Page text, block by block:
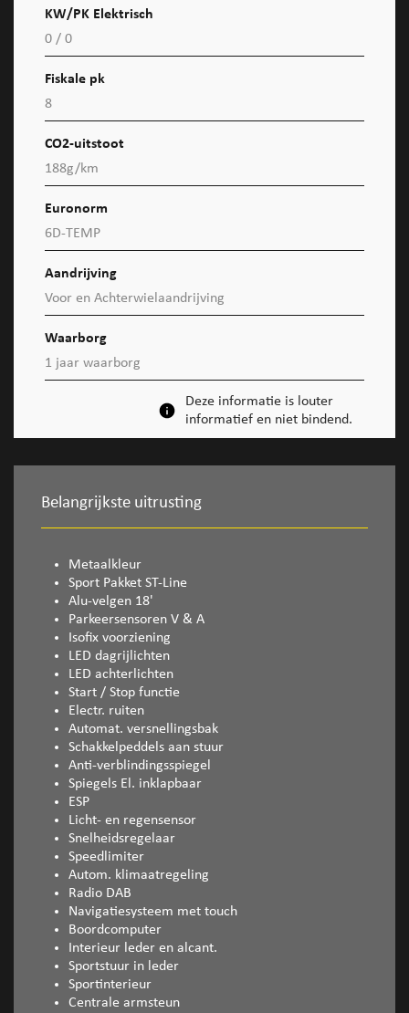
KW/PK Elektrisch
0 / 0
Fiskale pk
8
CO2-uitstoot
188g/km
Euronorm
6D-TEMP
Aandrijving
Voor en Achterwielaandrijving
Waarborg
1 jaar waarborg
Deze informatie is louter
informatief en niet bindend.
Belangrijkste uitrusting
Metaalkleur
Sport Pakket ST-Line
Alu-velgen 18'
Parkeersensoren V & A
Isofix voorziening
LED dagrijlichten
LED achterlichten
Start / Stop functie
Electr. ruiten
Automat. versnellingsbak
Schakkelpeddels aan stuur
Anti-verblindingsspiegel
Spiegels El. inklapbaar
ESP
Licht- en regensensor
Snelheidsregelaar
Speedlimiter
Autom. klimaatregeling
Radio DAB
Navigatiesysteem met touch
Boordcomputer
Interieur leder en alcant.
Sportstuur in leder
Sportinterieur
Centrale armsteun